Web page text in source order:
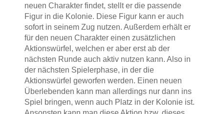
neuen Charakter findet, stellt er die passende
Figur in die Kolonie. Diese Figur kann er auch
sofort in seinem Zug nutzen. Außerdem erhält er
für den neuen Charakter einen zusätzlichen
Aktionswürfel, welchen er aber erst ab der
nächsten Runde auch aktiv nutzen kann. Also in
der nächsten Spielerphase, in der die
Aktionswürfel geworfen werden. Einen neuen
Überlebenden kann man allerdings nur dann ins
Spiel bringen, wenn auch Platz in der Kolonie ist.